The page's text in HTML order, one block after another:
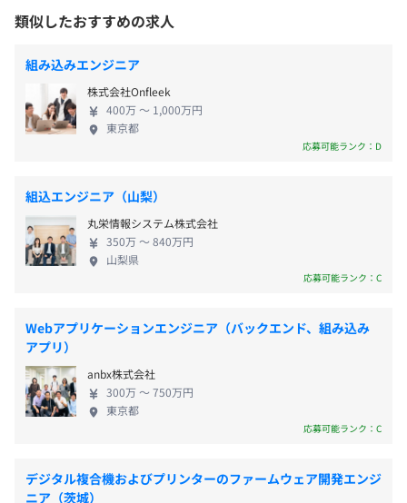
「クロノス経費精算」
れる機能
◆電子帳簿保存法に完全対応したペーパーレス化と会計ソ
フト連携による業務効率化
◆AI-OCRと不正防止機能による正確性と透明性の高い経
・応用情報技術者やAWS Cloud Practitionerなどの各種資
格取得支援や、取得後の手当があります。
◆CPU：Core Ultra 7、メモリ：32G～、SSD：512G程度
のWindowsノート
◆グループによりMacを支給する場合あり
CPU：Apple M4 Proチップ（12コアCPU、16コア
GPU、16コアNeural Engine搭載）、メモリ:24GB～、
◆オフィスはフリーアドレスとなっており、2枚の24イン
《年間休日：120日以上》
◼︎祝日
◼︎有給休暇（試用期間3カ月終了後付与／初年度10日）
∟有休の取得率は73.9％と高め
◼︎年末年始休暇
∟男女共に取得実績あり
◼︎子の看護休暇（取得実績あり）
◼︎介護休暇
◼︎慶弔休暇
・交通費支給（月5万円まで）
・地域手当（札幌：1万5,000円／東京：3万円）
月1万円）
スを次々と展開中！ さらなるサービスの拡大と、そ
れを推進するための仲間を募集します！ 【自社サー
ビス紹介】 私たちの経営理念に「明るい労働環境の
創出で社会に貢献」を掲げていますが、「明るい労
働環境」の創出には、価値観の変化に適応できる勤
怠管理サービスが必要不可欠だと考えています。 勤
怠管理サービスを中心とした私たちのさまざまな製
ていくため、徹底的に社内使用し、日々改善に向け
た取り組みをおこなっています。 ◼︎細かな設定であ
らゆる業種に安心してお使いいただける勤怠管理パ
ッケージ『クロノス Performance』 ◼︎外出先・在宅
先からも安全にご利用できる申請承認クラウドサー
ーンでご利用可能なタイムレコーダー『テレタイ
ム』 ◼︎さまざまな業務システムとデータ連携可能な
『XronosLink』 ◼︎日々発生する経費申請業務が勤怠
と紐づいて処理がスムーズになる『クロノス経費精
算』
類似したおすすめの求人
組み込みエンジニア
株式会社Onfleek
400万 〜 1,000万円
東京都
応募可能ランク：D
組込エンジニア（山梨）
丸栄情報システム株式会社
350万 〜 840万円
山梨県
応募可能ランク：C
Webアプリケーションエンジニア（バックエンド、組み込み
アプリ）
anbx株式会社
300万 〜 750万円
東京都
応募可能ランク：C
デジタル複合機およびプリンターのファームウェア開発エンジ
ニア（茨城）